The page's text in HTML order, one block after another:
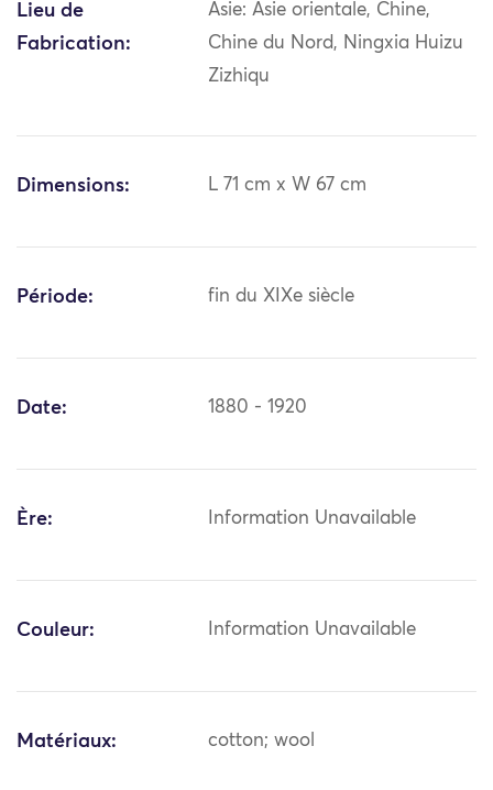
Lieu de
Fabrication:
Asie: Asie orientale, Chine,
Chine du Nord, Ningxia Huizu
Zizhiqu
Dimensions: L 71 cm x W 67 cm
Période: fin du XIXe siècle
Date: 1880 - 1920
Ère: Information Unavailable
Couleur: Information Unavailable
Matériaux: cotton; wool